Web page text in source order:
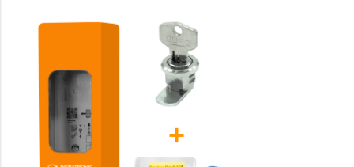
+